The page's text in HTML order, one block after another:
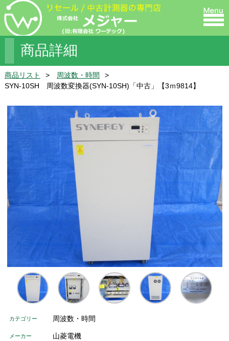
商品詳細
商品リスト
周波数・時間
SYN-10SH 周波数変換器(SYN-10SH)「中古」【3ｍ9814】
カテゴリー 周波数・時間
メーカー 山菱電機